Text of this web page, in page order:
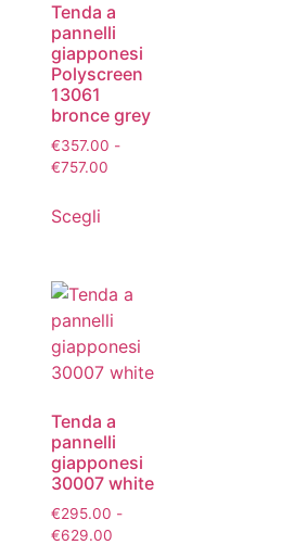
Tenda a
pannelli
giapponesi
Polyscreen
13061
bronce grey
€357.00 -
€757.00
Scegli
Tenda a
pannelli
giapponesi
30007 white
€295.00 -
€629.00